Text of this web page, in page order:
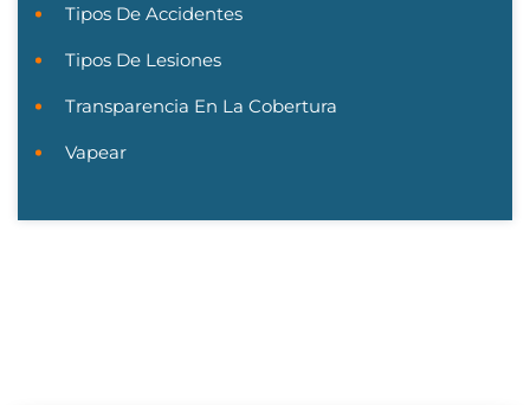
Tipos De Accidentes
Tipos De Lesiones
Transparencia En La Cobertura
Vapear